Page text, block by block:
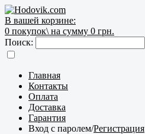
В вашей корзине:
0 покупок\ на сумму 0 грн.
Поиск:
Главная
Контакты
Оплата
Доставка
Гарантия
Вход с паролем/Регистрация